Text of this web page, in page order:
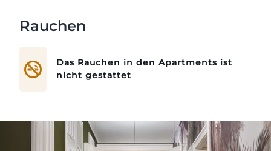
Rauchen
Das Rauchen in den Apartments ist
nicht gestattet